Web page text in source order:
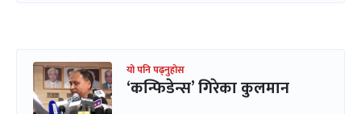
यो पनि पढ्नुहोस
‘कन्फिडेन्स’ गिरेका कुलमान